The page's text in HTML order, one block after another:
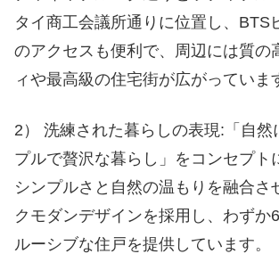
タイ商工会議所通りに位置し、BTS
のアクセスも便利で、周辺には質の
ィや最高級の住宅街が広がっていま
2） 洗練された暮らしの表現:「自然
プルで贅沢な暮らし」をコンセプト
シンプルさと自然の温もりを融合さ
クモダンデザインを採用し、わずか
ルーシブな住戸を提供しています。